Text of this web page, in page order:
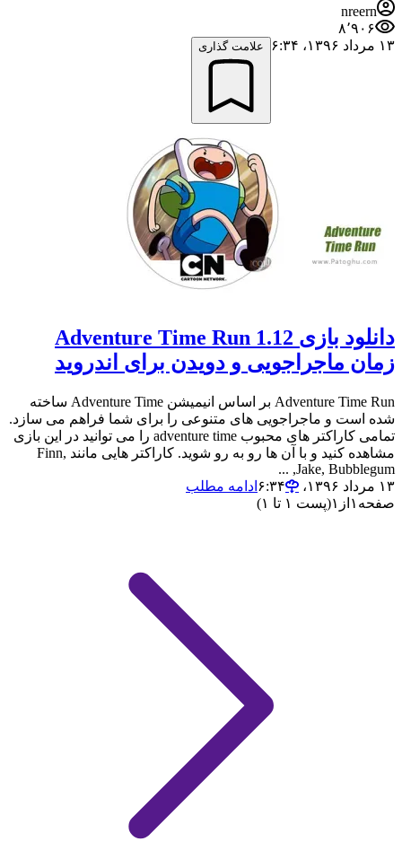
nreern
۸٬۹۰۶
۱۳ مرداد ۱۳۹۶،‏ ۶:۳۴
علامت گذاری
دانلود بازی Adventure Time Run 1.12
زمان ماجراجویی و دویدن برای اندروید
Adventure Time Run بر اساس انیمیشن Adventure Time ساخته
شده است و ماجراجویی های متنوعی را برای شما فراهم می سازد.
تمامی کاراکتر های محبوب adventure time را می توانید در این بازی
مشاهده کنید و با آن ها رو به رو شوید. کاراکتر هایی مانند Finn,
Jake, Bubblegum, ...
۱۳ مرداد ۱۳۹۶،‏ ۶:۳۴
ادامه مطلب
صفحه ۱ از ۱(پست ۱ تا ۱)